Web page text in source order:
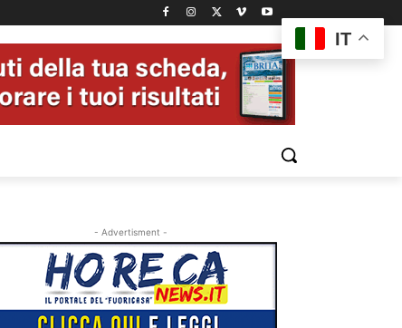
- Advertisment -
IT